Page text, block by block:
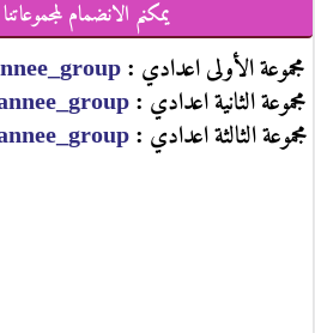
يمكنم الانضمام
مجموعة الأولى اعدادي :
مجموعة الثانية اعدادي :
مجموعة الثالثة اعدادي :